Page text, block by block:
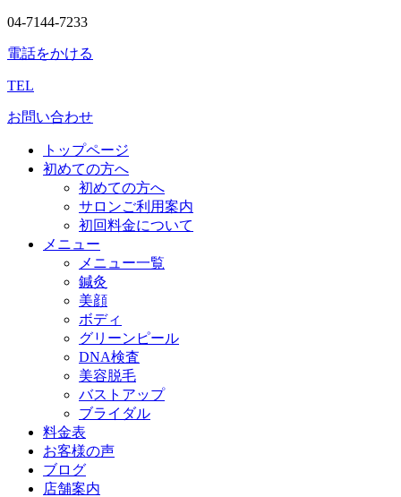
04-7144-7233
電話をかける
TEL
お問い合わせ
トップページ
初めての方へ
初めての方へ
サロンご利用案内
初回料金について
メニュー
メニュー一覧
鍼灸
美顔
ボディ
グリーンピール
DNA検査
美容脱毛
バストアップ
ブライダル
料金表
お客様の声
ブログ
店舗案内